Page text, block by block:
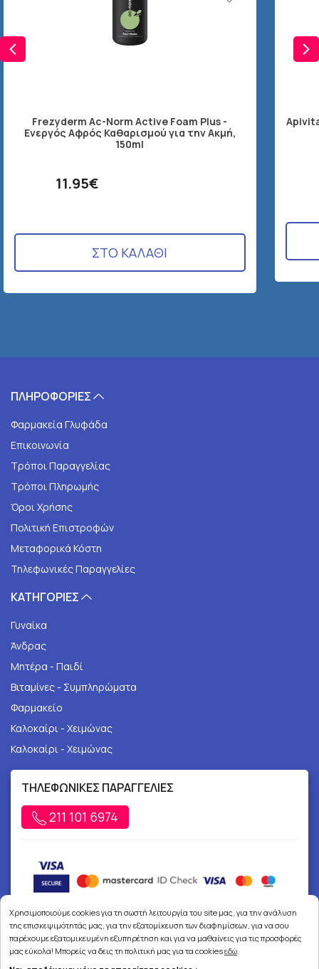
Frezyderm Ac-Norm Active Foam Plus -
Ενεργός Αφρός Καθαρισμού για την Ακμή,
150ml
11.95€
ΣΤΟ ΚΑΛΑΘΙ
ΠΛΗΡΟΦΟΡΙΕΣ
Φαρμακεία Γλυφάδα
Επικοινωνία
Τρόποι Παραγγελίας
Τρόποι Πληρωμής
Όροι Χρήσης
Πολιτική Επιστροφών
Μεταφορικά Κόστη
Τηλεφωνικές Παραγγελίες
ΚΑΤΗΓΟΡΙΕΣ
Γυναίκα
Άνδρας
Μητέρα - Παιδί
Βιταμίνες - Συμπληρώματα
Φαρμακείο
Καλοκαίρι - Χειμώνας
Καλοκαίρι - Χειμώνας
ΤΗΛΕΦΩΝΙΚΕΣ ΠΑΡΑΓΓΕΛΙΕΣ
211 101 6974
Χρησιμοποιούμε cookies για τη σωστή λειτουργία του site μας, για την ανάλυση
της επισκεψιμότητάς μας, για την εξατομίκευση των διαφημίσεων, για να σου
παρέχουμε εξατομικευμένη εξυπηρέτηση και για να μαθαίνεις για τις προσφορές
μας εύκολα! Μπορείς να δεις τη πολιτική μας για τα cookiesεδώ.